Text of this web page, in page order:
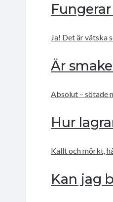
Ja! Det är vätska
Är
Absolut – sötade
Hur
Kallt och mörkt,
Kan jag